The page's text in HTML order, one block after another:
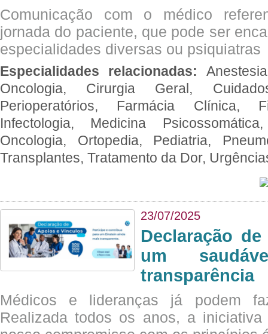
Comunicação com o médico
jornada do paciente, que pode ser
especialidades diversas ou psiquiatras
Especialidades relacionadas:
Oncologia, Cirurgia Geral,
Perioperatórios, Farmácia Clínica,
Infectologia, Medicina
Oncologia, Ortopedia, Pediatria,
Transplantes, Tratamento da Dor,
23/07/2025
Declaração
um
transparência
Médicos e lideranças já podem
Realizada todos os anos, a